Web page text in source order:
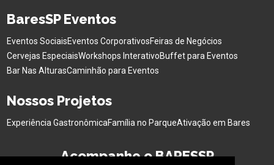
BaresSP Eventos
Eventos SociaisEventos CorporativosFeiras de Negócios
Cervejas EspeciaisWorkshops InterativoBuffet para Eventos
Bar Nas AlturasCaminhão para Eventos
Nossos Projetos
Experiência GastronômicaFamília no ParqueAtivação em Bares
Acompanhe o BARESSP